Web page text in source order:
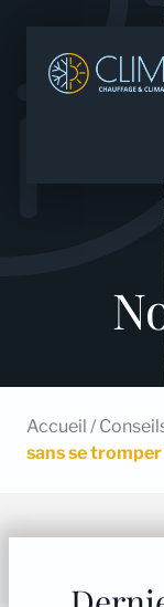
Accueil /
sans se